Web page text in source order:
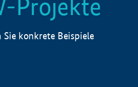
Projekte
konkrete Beispiele